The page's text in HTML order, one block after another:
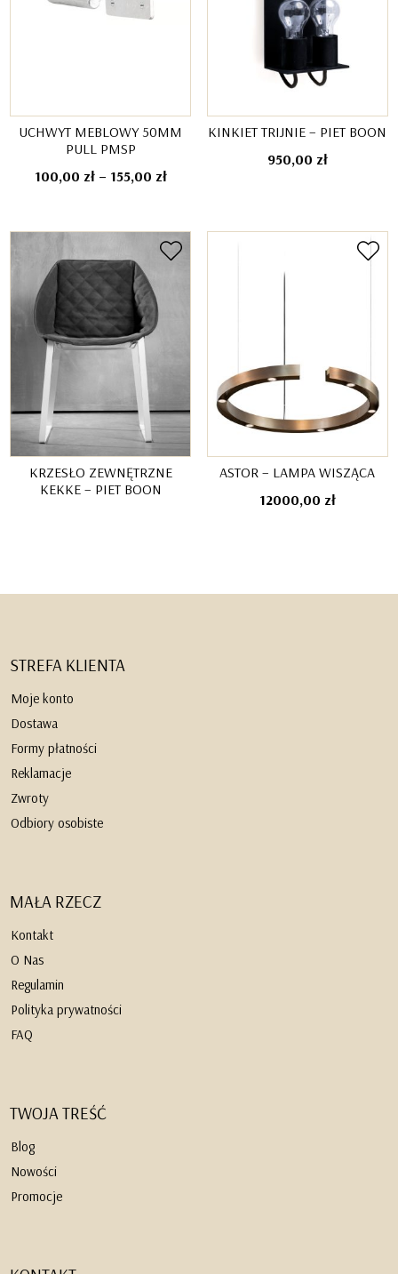
UCHWYT MEBLOWY 50MM
PULL PMSP
100,00 zł – 155,00 złZakres
100,00 zł
do
KINKIET TRIJNIE – PIET BOON
950,00 zł
KRZESŁO ZEWNĘTRZNE
KEKKE – PIET BOON
ASTOR – LAMPA WISZĄCA
12000,00 zł
STREFA KLIENTA
Moje konto
Dostawa
Formy płatności
Reklamacje
Zwroty
Odbiory osobiste
MAŁA RZECZ
Kontakt
O Nas
Regulamin
Polityka prywatności
FAQ
TWOJA TREŚĆ
Blog
Nowości
Promocje